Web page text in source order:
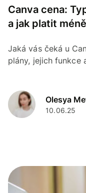
Canva cena:
a jak platit méně
Jaká vás čeká u
plány, jejich funkce
Olesya
10.06.25